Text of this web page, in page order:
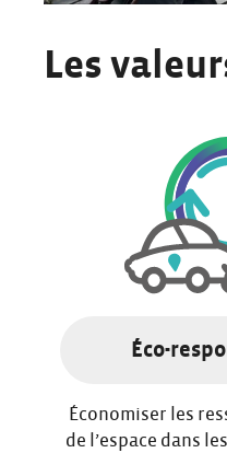
Les
Éco-
Économiser les
de l’espace dans